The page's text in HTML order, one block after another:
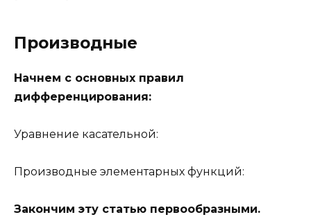
Производные
Начнем с основных правил
дифференцирования:
Уравнение касательной:
Производные элементарных функций:
Закончим эту статью первообразными.